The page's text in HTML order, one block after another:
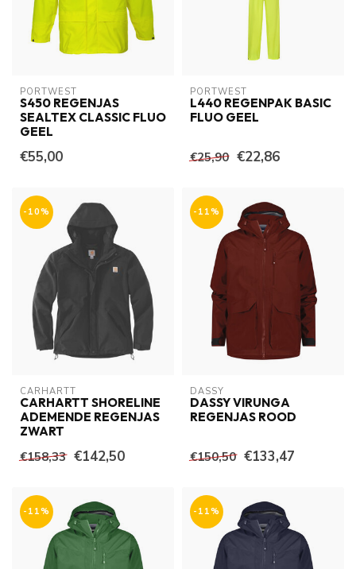
PORTWEST
S450 REGENJAS
SEALTEX CLASSIC FLUO
GEEL
€55,00
PORTWEST
L440 REGENPAK BASIC
FLUO GEEL
€25,90 €22,86
-10%
CARHARTT
CARHARTT SHORELINE
ADEMENDE REGENJAS
ZWART
€158,33 €142,50
-11%
DASSY
DASSY VIRUNGA
REGENJAS ROOD
€150,50 €133,47
-11% -11%